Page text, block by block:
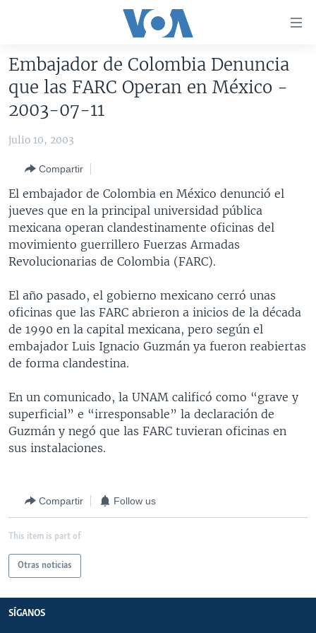
accesibilidad
contenido
Salte
principal
Salte
búsqueda
AMÉRICA DEL NORTE
ELECCIONES EEUU 2024
VOA VERIFICA INMIGRACIÓN
VOA VERIFICA AMÉRICA LATINA
ARGENTINA
BOLIVIA
COLOMBIA
CHILE
ECUADOR
VENEZUELA
BRASIL
CHINA EN AMÉRICA LATINA
CENTROAMÉRICA
COSTA RICA
EL SALVADOR
HONDURAS
NICARAGUA
OTRAS SECCIONES
INMIGRACIÓN
MUNDO
ECONOMÍA
ENTRETENIMIENTO Y CULTURA
DEPORTES
CIENCIA Y SALUD
ESPECIALES DE LA VOA
UCRANIA
MULTIMEDIA
VIDEOS
AUDIOS
PROGRAMAS TV
FORO INTERAMERICANO
VISIÓN 360
LAS CLAVES
AVANCE INFORMATIVO
AUDIONOTICIAS
BUENOS DÍAS AMÉRICA
EL MUNDO AL DÍA [RADIO]
FORO [RADIO]
DEPORTIVO INTERNACIONAL
ENTRETENIMIENTO
DIRECT
DOCUMENTALES DE LA VOA
SÍGANOS
Embajador de Colombia Denuncia
que las FARC Operan en México -
2003-07-11
julio 10, 2003
Compartir
El embajador de Colombia en México denunció el
jueves que en la principal universidad pública
mexicana operan clandestinamente oficinas del
movimiento guerrillero Fuerzas Armadas
Revolucionarias de Colombia (FARC).
El año pasado, el gobierno mexicano cerró unas
oficinas que las FARC abrieron a inicios de la década
de 1990 en la capital mexicana, pero según el
embajador Luis Ignacio Guzmán ya fueron reabiertas
de forma clandestina.
En un comunicado, la UNAM calificó como “grave y
superficial” e “irresponsable” la declaración de
Guzmán y negó que las FARC tuvieran oficinas en
sus instalaciones.
Compartir Follow us
This item is part of
Otras noticias
SÍGANOS